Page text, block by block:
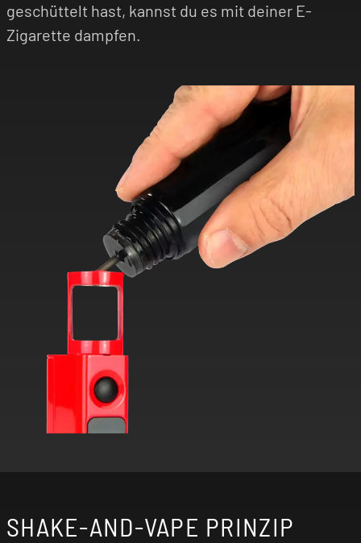
geschüttelt hast, kannst du es mit deiner E-
Zigarette dampfen.
SHAKE-AND-VAPE PRINZIP